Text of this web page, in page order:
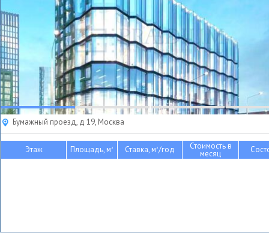
Бумажный проезд, д 19, Москва
Этаж Площадь, м2 Ставка, м2/год Стоимость в
месяц